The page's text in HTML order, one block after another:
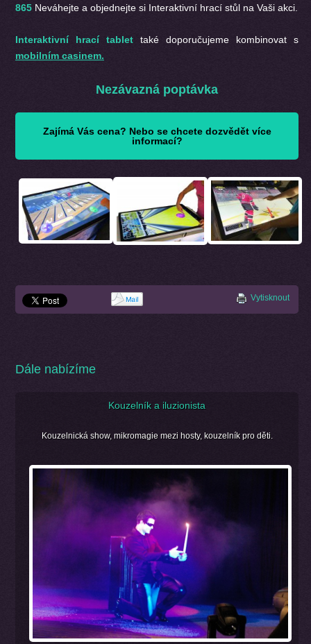
865 Neváhejte a objednejte si Interaktivní hrací stůl na Vaši akci.
Interaktivní hrací tablet také doporučujeme kombinovat s
mobilním casinem.
Nezávazná poptávka
Zajímá Vás cena? Nebo se chcete dozvědět více
informací?
Vytisknout
Dále nabízíme
Kouzelník a iluzionista
Kouzelnická show, mikromagie mezi hosty, kouzelník pro děti.